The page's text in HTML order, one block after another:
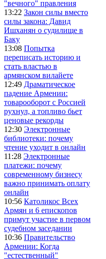
"вечного" правления
13:22 Закон силы вместо
силы закона: Давид
Ишханян о судилище в
Баку
13:08 Попытка
переписать историю и
стать властью в
армянском вилайете
12:49 Драматическое
падение Армении:
товарооборот с Россией
рухнул, а топливо бьет
ценовые рекорды
12:30 Электронные
библиотеки: почему
чтение уходит в онлайн
11:28 Электронные
платежи: почему
современному бизнесу
важно принимать оплату
онлайн
10:56 Католикос Всех
Армян и 6 епископов
примут участие в первом
судебном заседании
10:36 Правительство
Армении: Когда
"естественный"